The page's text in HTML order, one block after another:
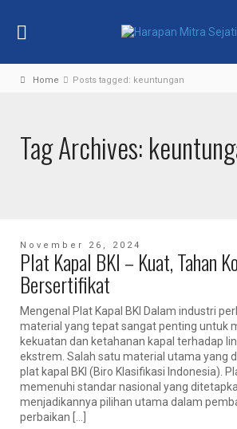
Home Posts tagged: keuntungan
Tag Archives:
November 26, 2024
Plat Kapal BKI – Kuat, Tahan
Bersertifikat
Mengenal Plat Kapal BKI Dalam industri
material yang tepat sangat penting untuk
kekuatan dan ketahanan kapal terhadap
ekstrem. Salah satu material utama yang
plat kapal BKI (Biro Klasifikasi Indonesia).
memenuhi standar nasional yang
menjadikannya pilihan utama dalam
perbaikan […]